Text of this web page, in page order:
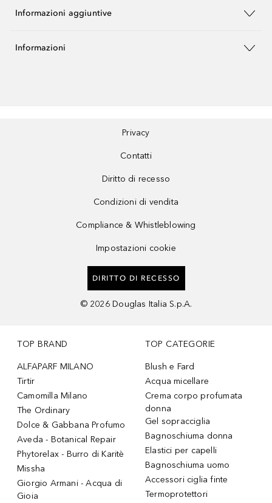
Informazioni aggiuntive
Informazioni
Privacy
Contatti
Diritto di recesso
Condizioni di vendita
Compliance & Whistleblowing
Impostazioni cookie
DIRITTO DI RECESSO
© 2026 Douglas Italia S.p.A.
TOP BRAND
ALFAPARF MILANO
Tirtir
Camomilla Milano
The Ordinary
Dolce & Gabbana Profumo
Aveda - Botanical Repair
Phytorelax - Burro di Karitè
Missha
Giorgio Armani - Acqua di
Gioia
TOP CATEGORIE
Blush e Fard
Acqua micellare
Crema corpo profumata
donna
Gel sopracciglia
Bagnoschiuma donna
Elastici per capelli
Bagnoschiuma uomo
Accessori ciglia finte
Termoprotettori